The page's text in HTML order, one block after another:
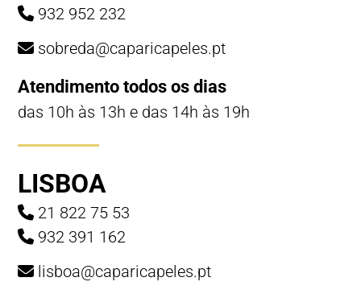
932 952 232
sobreda@caparicapeles.pt
Atendimento todos os dias
das 10h às 13h e das 14h às 19h
LISBOA
21 822 75 53
932 391 162
lisboa@caparicapeles.pt